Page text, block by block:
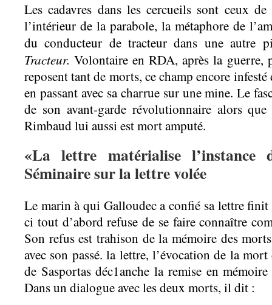
Les cadavres dans les cercueils sont ceux
l’intérieur de la parabole, la métaphore de
du conducteur de tracteur dans une autre
Tracteur. Volontaire en RDA, après la guerre,
reposent tant de morts, ce champ encore
en passant avec sa charrue sur une mine. Le
de son avant-garde révolutionnaire alors que
Rimbaud lui aussi est mort amputé.
«La lettre matérialise
Séminaire sur la lettre volée
Le marin à qui Galloudec a confié sa lettre
ci tout d’abord refuse de se faire connaître
Son refus est trahison de la mémoire des
avec son passé. la lettre, l’évocation de la
de Sasportas déc1anche la remise en
Dans un dialogue avec les deux morts, il dit :